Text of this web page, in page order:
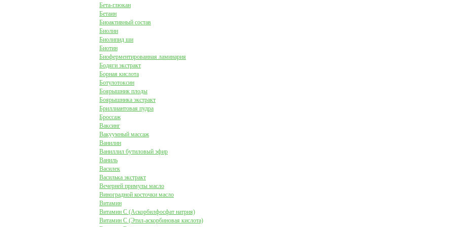
Бета-глюкан
Бетаин
Биоактивный состав
Биолин
Биолипид ши
Биотин
Биоферментированная ламинария
Бодяги экстракт
Борная кислота
Ботулотоксин
Боярышник плоды
Боярышника экстракт
Бриллиантовая пудра
Броссаж
Ваксинг
Вакуумный массаж
Ванилин
Ваниллил бутиловый эфир
Ваниль
Василек
Василька экстракт
Вечерней примулы масло
Виноградной косточки масло
Витамин
Витамин C (Аскорбилфосфат натрия)
Витамин C (Этил-аскорбиновая кислота)